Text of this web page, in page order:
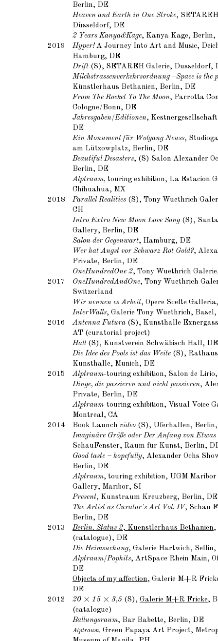
Berlin, DE
Heaven and Earth in One Stroke,
Düsseldorf, DE
2 Years Kanya&Kage, Kanya Kage, Berlin,
2019
Hyper!A Journey Into Art and Music,
Hamburg, DE
Drift (S), SETAREH Galerie, Dusseldorf,
Milchstrassenverkehrsordnung –Space is the
Künstlerhaus Bethanien, Berlin, DE
From The Rocket To The Moon, Parrotta
Cologne/Bonn, DE
Jahresgaben/Editionen,
DE
Ein Monument für Wolgang Neuss,
am Lützowplatz, Berlin, DE
Beautiful Desasters, (S) Salon Alexander
Berlin, DE
Alptraum, touring exhibition, La Estacion
Chihuahua, MX
2018
Parallel Realities (S), Tony Wuethrich
CH
Intro Extro New Moon Love Song (S),
Gallery, Berlin, DE
Salon der Gegenwart, Hamburg, DE
Wer hat Angst vor Schwarz Rot Gold?,
Private, Berlin, DE
OneHundredOne 2, Tony Wuethrich
2017
OneHundredAndOne, Tony Wuethrich
Switzerland
Wir nennen es Arbeit, Opere Scelte
InterWalls, Galerie Tony Wuethrich, Basel,
2016
Antenna Futura (S), Kunsthalle
AT (curatorial project)
Hall (S), Kunstverein Schwäbisch Hall, DE
Die Idee des Pools ist das Weite (S),
Kunsthalle, Munich, DE
2015
Alptraum-touring exhibition, Salon de
Dinge, die passieren und nicht passieren,
Private, Berlin, DE
Alptraum-touring exhibition, Visual Voice
Montreal, CA
2014
Book Launch video (S), Uferhallen,
Imaginäre Größe oder Der Anfang von Etwas
SchauFenster, Raum für Kunst, Berlin,
Good taste – hopefully, Alexander Ochs
Berlin, DE
Alptraum, touring exhibition, UGM
Gallery, Maribor, SI
Present, Kunstraum Kreuzberg, Berlin, DE
The Artist as Curator`s Art Vol. IV, Schau
Berlin, DE
2013
Berlin. Status 2, Kuenstlerhaus Bethanien,
(catalogue), DE
Die Heimsuchung, Galerie Hartwich, Sellin,
Alptraum/Pophits, ArtSpace Rhein Main,
DE
Objects of my affection, Galerie M+R
DE
2012
20 × 15 × 3,5 (S), Galerie M+R Fricke,
(catalogue)
Ballungsraum, Bar Babette, Berlin, DE
Alptraum, Green Papaya Art Project,